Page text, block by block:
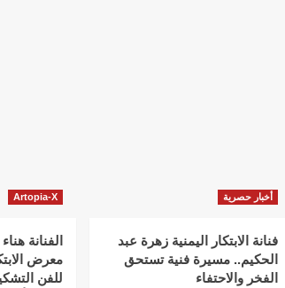
أخبار حصرية
فنانة الابتكار اليمنية زهرة عبد
الحكيم.. مسيرة فنية تستحق
الفخر والاحتفاء
Artopia-X
الفنانة
معرض
للفن